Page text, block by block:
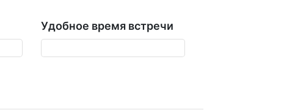
Удобное время встречи